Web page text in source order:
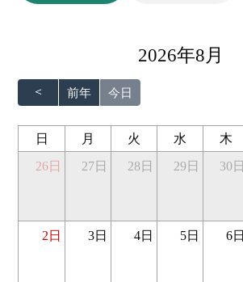
前年 今日
2026年8月
日 月 火 水 木
26日
27日 28日 29日 30日
2日 3日 4日 5日 6日